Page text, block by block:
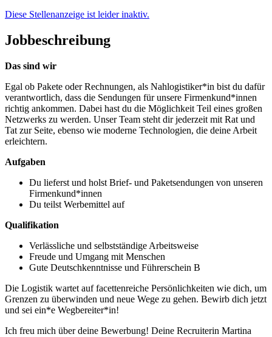
Diese Stellenanzeige ist leider inaktiv.
Jobbeschreibung
Das sind wir
Egal ob Pakete oder Rechnungen, als Nahlogistiker*in bist du dafür
verantwortlich, dass die Sendungen für unsere Firmenkund*innen
richtig ankommen. Dabei hast du die Möglichkeit Teil eines großen
Netzwerks zu werden. Unser Team steht dir jederzeit mit Rat und
Tat zur Seite, ebenso wie moderne Technologien, die deine Arbeit
erleichtern.
Aufgaben
Du lieferst und holst Brief- und Paketsendungen von unseren
Firmenkund*innen
Du teilst Werbemittel auf
Qualifikation
Verlässliche und selbstständige Arbeitsweise
Freude und Umgang mit Menschen
Gute Deutschkenntnisse und Führerschein B
Die Logistik wartet auf facettenreiche Persönlichkeiten wie dich, um
Grenzen zu überwinden und neue Wege zu gehen. Bewirb dich jetzt
und sei ein*e Wegbereiter*in!
Ich freu mich über deine Bewerbung! Deine Recruiterin Martina